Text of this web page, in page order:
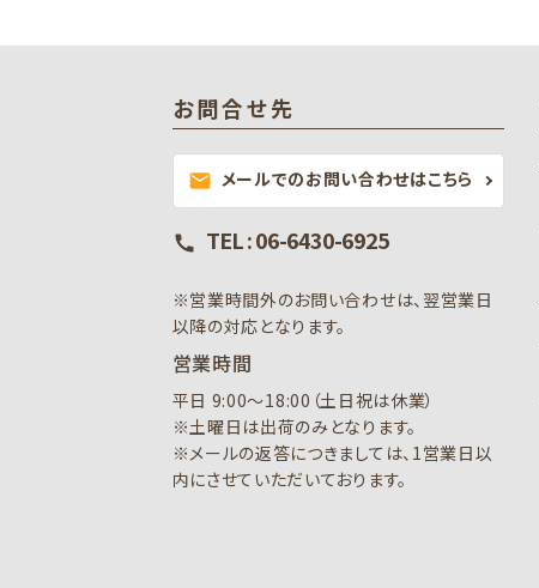
お問合せ先
mail メールでのお問い合わせはこちら
call TEL : 06-6430-6925
※営業時間外のお問い合わせは、翌営業日
以降の対応となります。
営業時間
平日 9:00～18:00（土日祝は休業）
※土曜日は出荷のみとなります。
※メールの返答につきましては、1営業日以
内にさせていただいております。